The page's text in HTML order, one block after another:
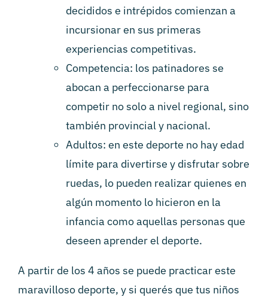
decididos e intrépidos comienzan a
incursionar en sus primeras
experiencias competitivas.
Competencia: los patinadores se
abocan a perfeccionarse para
competir no solo a nivel regional, sino
también provincial y nacional.
Adultos: en este deporte no hay edad
límite para divertirse y disfrutar sobre
ruedas, lo pueden realizar quienes en
algún momento lo hicieron en la
infancia como aquellas personas que
deseen aprender el deporte.
A partir de los 4 años se puede practicar este
maravilloso deporte, y si querés que tus niños